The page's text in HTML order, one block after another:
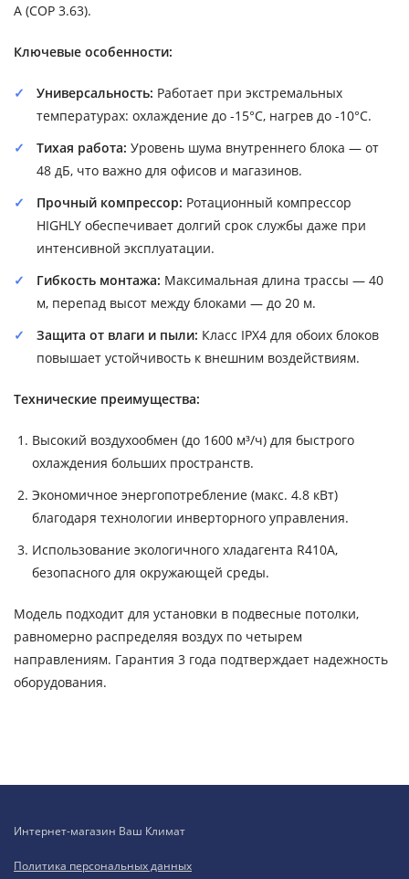
A (COP 3.63).
Ключевые особенности:
Универсальность: Работает при экстремальных
температурах: охлаждение до -15°C, нагрев до -10°C.
Тихая работа: Уровень шума внутреннего блока — от
48 дБ, что важно для офисов и магазинов.
Прочный компрессор: Ротационный компрессор
HIGHLY обеспечивает долгий срок службы даже при
интенсивной эксплуатации.
Гибкость монтажа: Максимальная длина трассы — 40
м, перепад высот между блоками — до 20 м.
Защита от влаги и пыли: Класс IPX4 для обоих блоков
повышает устойчивость к внешним воздействиям.
Технические преимущества:
Высокий воздухообмен (до 1600 м³/ч) для быстрого
охлаждения больших пространств.
Экономичное энергопотребление (макс. 4.8 кВт)
благодаря технологии инверторного управления.
Использование экологичного хладагента R410A,
безопасного для окружающей среды.
Модель подходит для установки в подвесные потолки,
равномерно распределяя воздух по четырем
направлениям. Гарантия 3 года подтверждает надежность
оборудования.
Интернет-магазин Ваш Климат
Политика персональных данных